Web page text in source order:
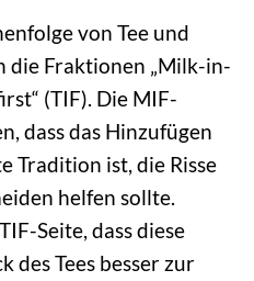
von Tee und
die Fraktionen „Milk-in-
(TIF). Die MIF-
dass das Hinzufügen
Tradition ist, die Risse
helfen sollte.
Seite, dass diese
des Tees besser zur